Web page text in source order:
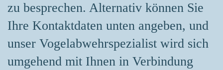
zu besprechen. Alternativ können Sie
Ihre Kontaktdaten unten angeben, und
unser Vogelabwehrspezialist wird sich
umgehend mit Ihnen in Verbindung